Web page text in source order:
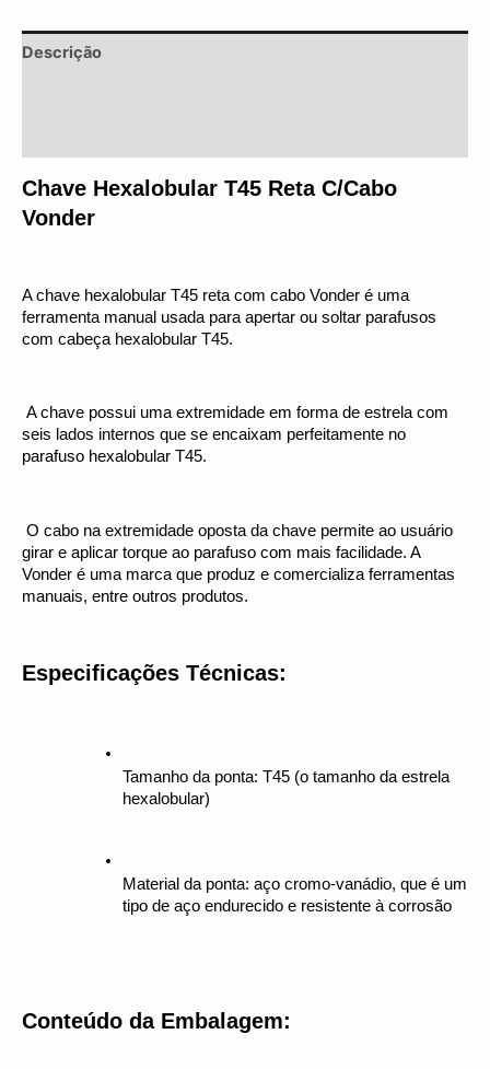
Descrição
Chave Hexalobular T45 Reta C/Cabo
Vonder
A chave hexalobular T45 reta com cabo Vonder é uma
ferramenta manual usada para apertar ou soltar parafusos
com cabeça hexalobular T45.
A chave possui uma extremidade em forma de estrela com
seis lados internos que se encaixam perfeitamente no
parafuso hexalobular T45.
O cabo na extremidade oposta da chave permite ao usuário
girar e aplicar torque ao parafuso com mais facilidade. A
Vonder é uma marca que produz e comercializa ferramentas
manuais, entre outros produtos.
Especificações Técnicas:
Tamanho da ponta: T45 (o tamanho da estrela
hexalobular)
Material da ponta: aço cromo-vanádio, que é um
tipo de aço endurecido e resistente à corrosão
Conteúdo da Embalagem: